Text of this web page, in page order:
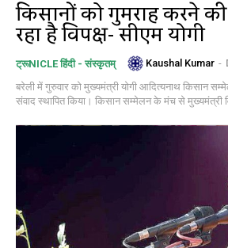
किसानों को गुमराह करने
रहा है विपक्ष- सीएम योगी
ट्रूNICLE हिंदी - संस्कृतम् Kaushal Kumar -
बरेली में गुरुवार को मुख्यमंत्री योगी आदित्यनाथ किसान
संवाद स्थापित किया। किसान सम्‍मेलन के मंच से मुख्‍यमंत्री